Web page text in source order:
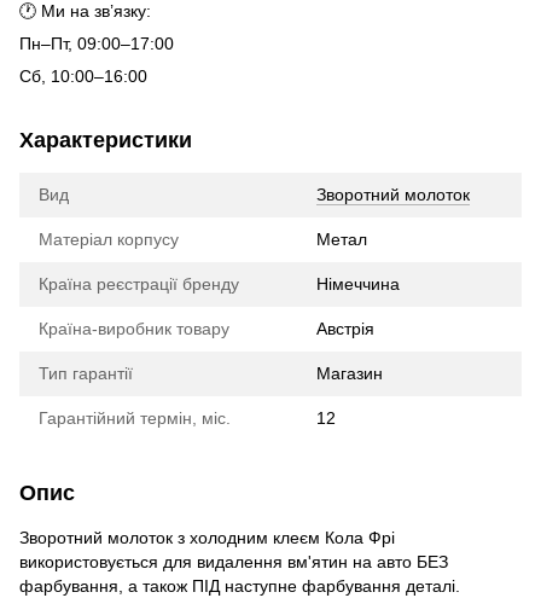
🕐 Ми на зв’язку:
Пн–Пт, 09:00–17:00
Сб, 10:00–16:00
Характеристики
Вид Зворотний молоток
Матеріал корпусу Метал
Країна реєстрації бренду Німеччина
Країна-виробник товару Австрія
Тип гарантії Магазин
Гарантійний термін, міс. 12
Опис
Зворотний молоток з холодним клеєм Кола Фрі
використовується для видалення вм'ятин на авто БЕЗ
фарбування, а також ПІД наступне фарбування деталі.